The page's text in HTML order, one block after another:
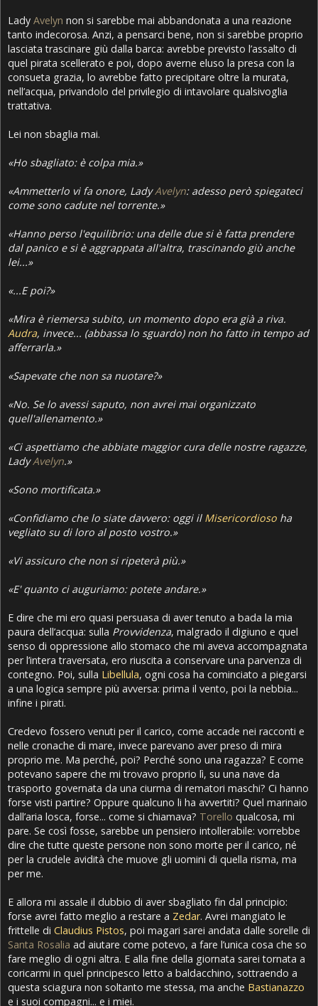
Lady Avelyn non si sarebbe mai abbandonata a una reazione
tanto indecorosa. Anzi, a pensarci bene, non si sarebbe proprio
lasciata trascinare giù dalla barca: avrebbe previsto l’assalto di
quel pirata scellerato e poi, dopo averne eluso la presa con la
consueta grazia, lo avrebbe fatto precipitare oltre la murata,
nell’acqua, privandolo del privilegio di intavolare qualsivoglia
trattativa.
Lei non sbaglia mai.
«Ho sbagliato: è colpa mia.»
«Ammetterlo vi fa onore, LadyAvelyn: adesso però spiegateci
come sono cadute nel torrente.»
«Hanno perso l'equilibrio: una delle due si è fatta prendere
dal panico e si è aggrappata all'altra, trascinando giù anche
lei...»
«...E poi?»
«Mira è riemersa subito, un momento dopo era già a riva.
Audra, invece... (abbassa lo sguardo) non ho fatto in tempo ad
afferrarla.»
«Sapevate che non sa nuotare?»
«No. Se lo avessi saputo, non avrei mai organizzato
quell'allenamento.»
«Ci aspettiamo che abbiate maggior cura delle nostre ragazze,
LadyAvelyn.»
«Sono mortificata.»
«Confidiamo che lo siate davvero: oggi il Misericordioso ha
vegliato su di loro al posto vostro.»
«Vi assicuro che non si ripeterà più.»
«E' quanto ci auguriamo: potete andare.»
E dire che mi ero quasi persuasa di aver tenuto a bada la mia
paura dell’acqua: sulla Provvidenza, malgrado il digiuno e quel
senso di oppressione allo stomaco che mi aveva accompagnata
per l’intera traversata, ero riuscita a conservare una parvenza di
contegno. Poi, sulla Libellula, ogni cosa ha cominciato a piegarsi
a una logica sempre più avversa: prima il vento, poi la nebbia...
infine i pirati.
Credevo fossero venuti per il carico, come accade nei racconti e
nelle cronache di mare, invece parevano aver preso di mira
proprio me. Ma perché, poi? Perché sono una ragazza? E come
potevano sapere che mi trovavo proprio lì, su una nave da
trasporto governata da una ciurma di rematori maschi? Ci hanno
forse visti partire? Oppure qualcuno li ha avvertiti? Quel marinaio
dall’aria losca, forse... come si chiamava? Torello qualcosa, mi
pare. Se così fosse, sarebbe un pensiero intollerabile: vorrebbe
dire che tutte queste persone non sono morte per il carico, né
per la crudele avidità che muove gli uomini di quella risma, ma
per me.
E allora mi assale il dubbio di aver sbagliato fin dal principio:
forse avrei fatto meglio a restare a Zedar. Avrei mangiato le
frittelle di Claudius Pistos, poi magari sarei andata dalle sorelle di
Santa Rosalia ad aiutare come potevo, a fare l’unica cosa che so
fare meglio di ogni altra. E alla fine della giornata sarei tornata a
coricarmi in quel principesco letto a baldacchino, sottraendo a
questa sciagura non soltanto me stessa, ma anche Bastianazzo
e i suoi compagni... e i miei.